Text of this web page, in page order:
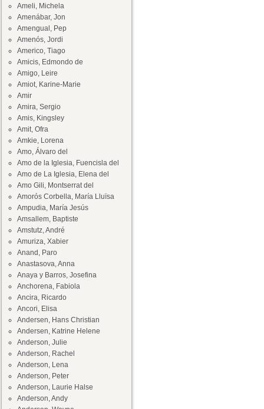
Ameli, Michela
Amenábar, Jon
Amengual, Pep
Amenós, Jordi
Americo, Tiago
Amicis, Edmondo de
Amigo, Leire
Amiot, Karine-Marie
Amir
Amira, Sergio
Amis, Kingsley
Amit, Ofra
Amkie, Lorena
Amo, Álvaro del
Amo de la Iglesia, Fuencisla del
Amo de La Iglesia, Elena del
Amo Gili, Montserrat del
Amorós Corbella, María Lluïsa
Ampudia, María Jesús
Amsallem, Baptiste
Amstutz, André
Amuriza, Xabier
Anand, Paro
Anastasova, Anna
Anaya y Barros, Josefina
Anchorena, Fabiola
Ancira, Ricardo
Ancori, Elisa
Andersen, Hans Christian
Andersen, Katrine Helene
Anderson, Julie
Anderson, Rachel
Anderson, Lena
Anderson, Peter
Anderson, Laurie Halse
Anderson, Andy